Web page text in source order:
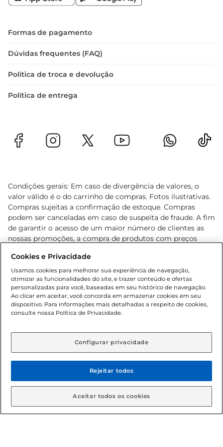
OREO e descubra como um simples chocolate
Formas de pagamento
Dúvidas frequentes (FAQ)
Política de troca e devolução
Política de entrega
Condições gerais: Em caso de divergência de valores, o
valor válido é o do carrinho de compras. Fotos ilustrativas.
Compras sujeitas a confirmação de estoque. Compras
podem ser canceladas em caso de suspeita de fraude. A fim
de garantir o acesso de um maior número de clientes as
nossas promoções, a compra de produtos com preços
cliente. Os preços, ofertas e condições são exclusivos para
o e-commerce e válidos durante o dia de hoje, podendo
sofrer alterações sem prévia notificação. Proibida a venda
de bebidas alcoólicas para menores de 18 anos, conforme
Lei n.º 8069/90, art. 81, inciso II (Estatuto da Criança e do
Adolescente). Preços e condições exclusivos para o
aviso prévio. O valor mínimo para as compras on-line é de
© 2026 Copyright. Todos os direitos
reservados Gbarbosa.
Cookies e Privacidade
Usamos cookies para melhorar sua experiência de navegação,
otimizar as funcionalidades do site, e trazer conteúdo e ofertas
personalizadas para você, baseadas em seu histórico de navegação.
Ao clicar em aceitar, você concorda em armazenar cookies em seu
dispositivo. Para informações mais detalhadas a respeito de cookies,
consulte nossa Política de Privacidade.
Configurar privacidade
Rejeitar todos
Aceitar todos os cookies